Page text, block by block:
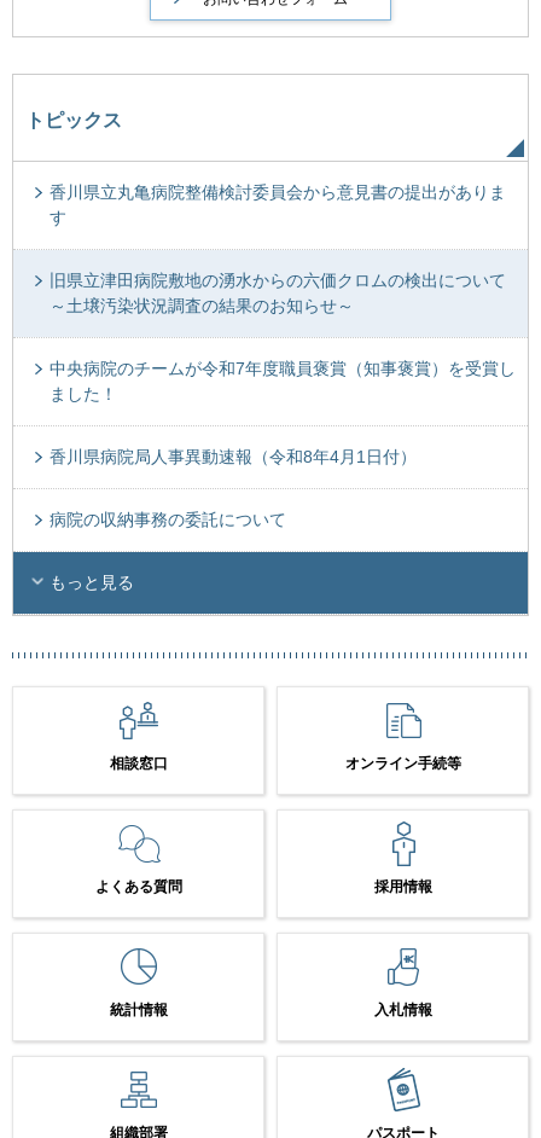
トピックス
香川県立丸亀病院整備検討委員会から意見書の提出がありま
す
旧県立津田病院敷地の湧水からの六価クロムの検出について
～土壌汚染状況調査の結果のお知らせ～
中央病院のチームが令和7年度職員褒賞（知事褒賞）を受賞し
ました！
香川県病院局人事異動速報（令和8年4月1日付）
病院の収納事務の委託について
もっと見る
相談窓口 オンライン手続等
よくある質問 採用情報
統計情報 入札情報
組織部署 パスポート